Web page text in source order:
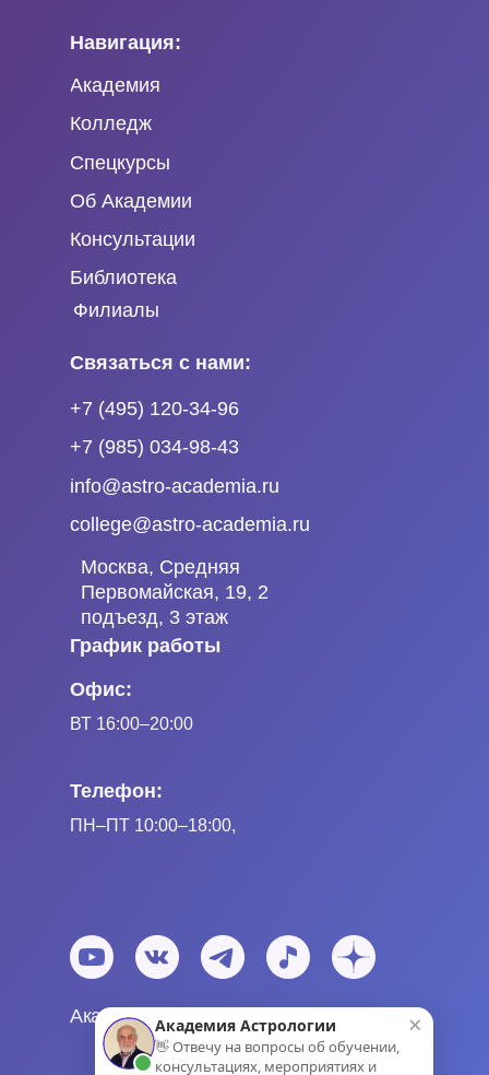
Навигация:
Академия
Колледж
Спецкурсы
Об Академии
Консультации
Библиотека
Связаться с нами:
+7 (495) 120-34-96
+7 (985) 034-98-43
info@astro-academia.ru
Москва, Средняя
Первомайская, 19, 2
подъезд, 3 этаж
college@astro-academia.ru
Академия Астрологии Левина © 2024
График работы
Офис:
Телефон:
ВТ 16:00–20:00
ПН–ПТ 10:00–18:00,
Филиалы
×
Академия Астрологии
👋 Отвечу на вопросы об обучении,
консультациях, мероприятиях и